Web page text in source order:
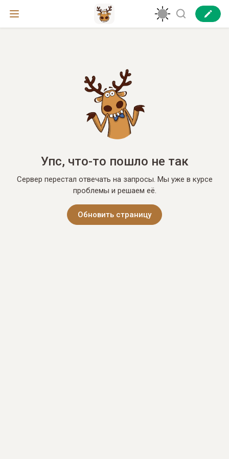
Упс, что-то пошло не так
Сервер перестал отвечать на запросы. Мы уже в курсе
проблемы и решаем её.
Обновить страницу